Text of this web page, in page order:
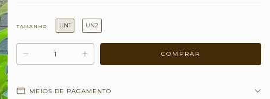
TAMANHO UN1 UN2
MEIOS DE PAGAMENTO